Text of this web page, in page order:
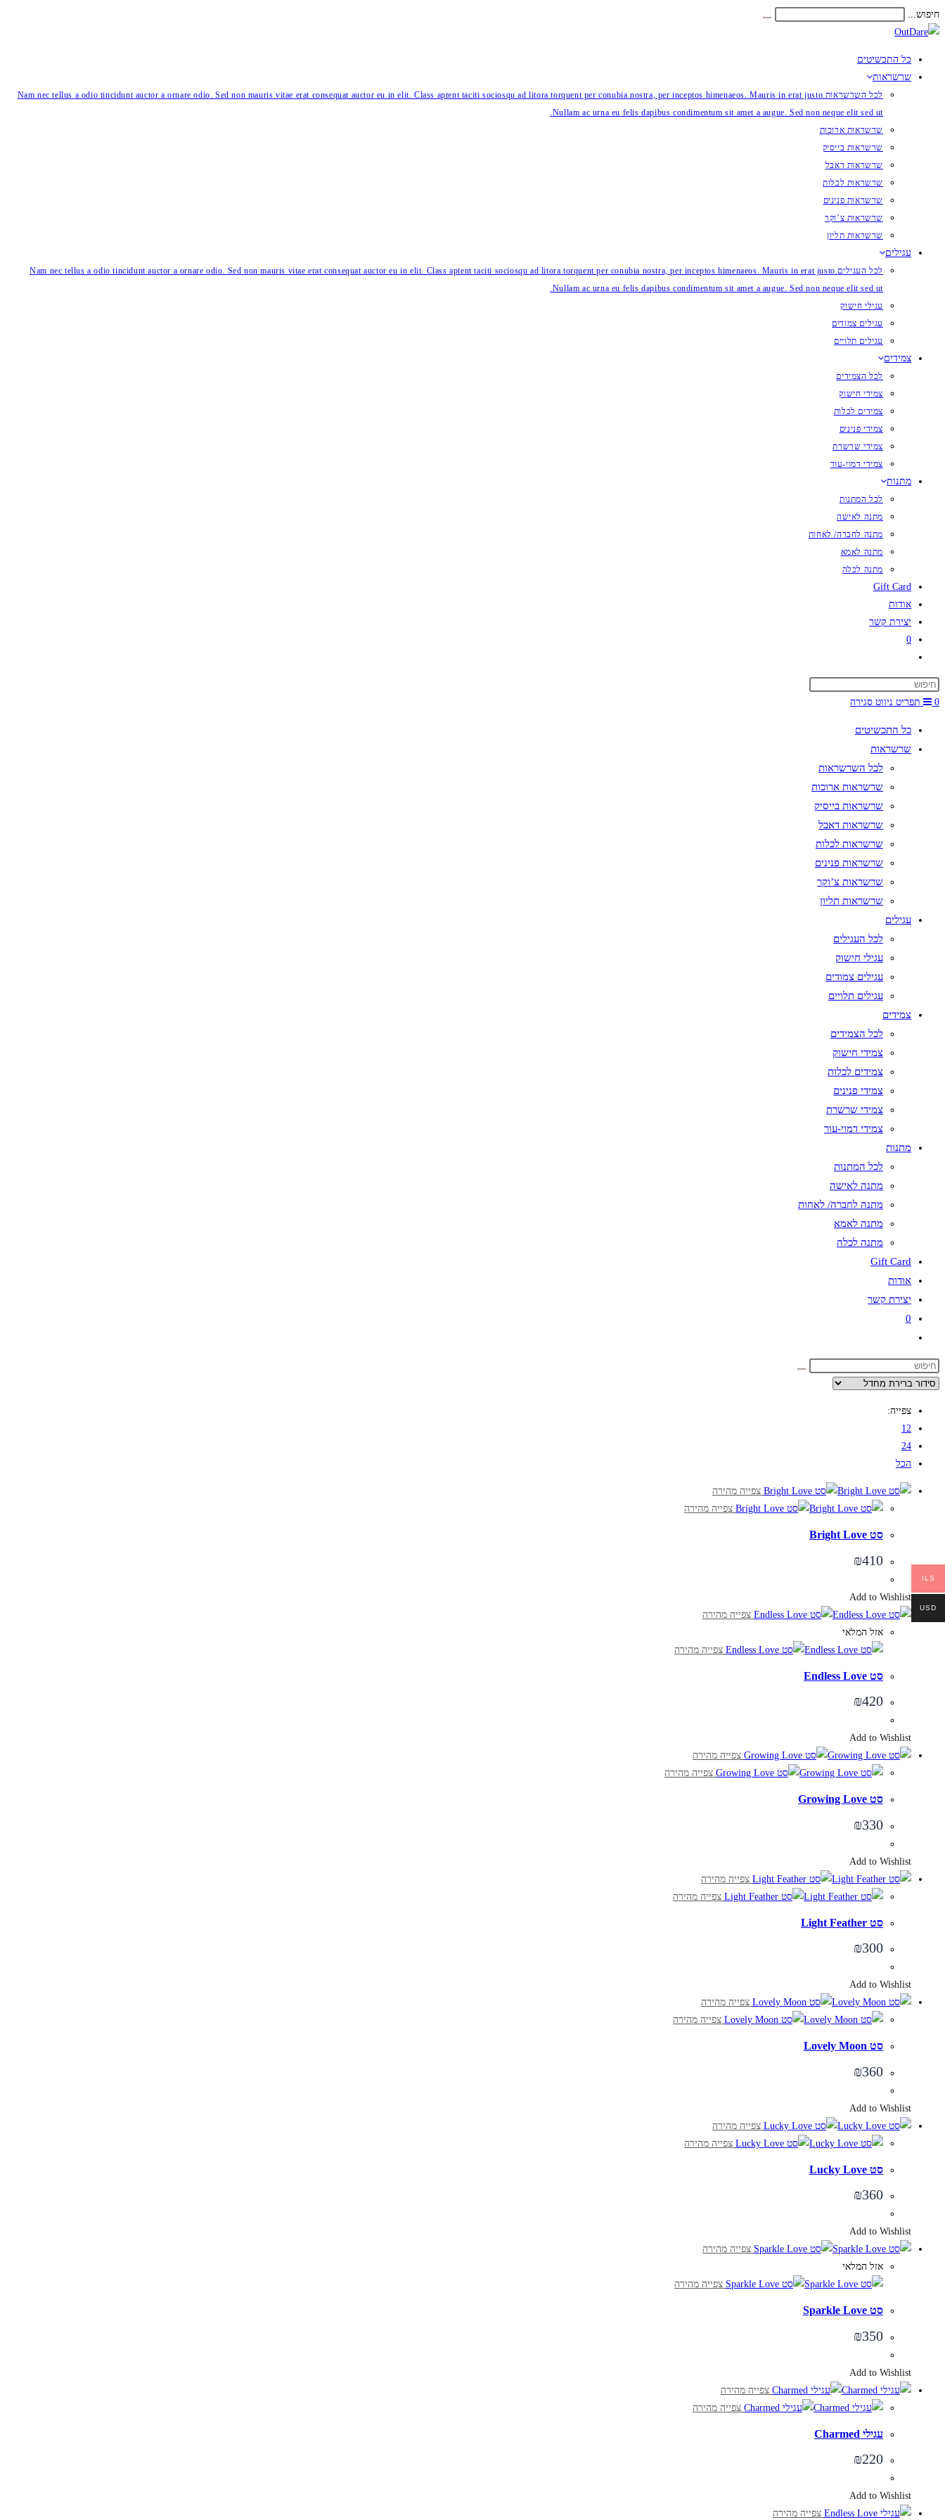
Skip
to
חיפוש...
כל התכשיטים
שרשראות
לכל השרשראותNam nec tellus a odio tincidunt auctor a ornare odio. Sed non mauris vitae erat consequat auctor eu in elit. Class aptent taciti sociosqu ad litora torquent per conubia nostra, per inceptos himenaeos. Mauris in erat justo.
Nullam ac urna eu felis dapibus condimentum sit amet a augue. Sed non neque elit sed ut.
שרשראות ארוכות
שרשראות בייסיק
שרשראות דאבל
שרשראות לכלות
שרשראות פנינים
שרשראות צ’וקר
שרשראות תליון
עגילים
לכל העגיליםNam nec tellus a odio tincidunt auctor a ornare odio. Sed non mauris vitae erat consequat auctor eu in elit. Class aptent taciti sociosqu ad litora torquent per conubia nostra, per inceptos himenaeos. Mauris in erat justo.
Nullam ac urna eu felis dapibus condimentum sit amet a augue. Sed non neque elit sed ut.
עגילי חישוק
עגילים צמודים
עגילים תלויים
צמידים
לכל הצמידים
צמידי חישוק
צמידים לכלות
צמידי פנינים
צמידי שרשרת
צמידי דמוי-עור
מתנות
לכל המתנות
מתנה לאישה
מתנה לחברה/ לאחות
מתנה לאמא
מתנה לכלה
Gift Card
אודות
יצירת קשר
0
search
0
תפריט ניווט סגירה
כל התכשיטים
שרשראות
לכל השרשראות
שרשראות ארוכות
שרשראות בייסיק
שרשראות דאבל
שרשראות לכלות
שרשראות פנינים
שרשראות צ’וקר
שרשראות תליון
עגילים
לכל העגילים
עגילי חישוק
עגילים צמודים
עגילים תלויים
צמידים
לכל הצמידים
צמידי חישוק
צמידים לכלות
צמידי פנינים
צמידי שרשרת
צמידי דמוי-עור
מתנות
לכל המתנות
מתנה לאישה
מתנה לחברה/ לאחות
מתנה לאמא
מתנה לכלה
Gift Card
אודות
יצירת קשר
0
search
צפייה:
12
24
הכל
צפייה מהירה
צפייה מהירה
סט Bright Love
₪410
Add to Wishlist
צפייה מהירה
אזל המלאי
צפייה מהירה
סט Endless Love
₪420
Add to Wishlist
צפייה מהירה
צפייה מהירה
סט Growing Love
₪330
Add to Wishlist
צפייה מהירה
צפייה מהירה
סט Light Feather
₪300
Add to Wishlist
צפייה מהירה
צפייה מהירה
סט Lovely Moon
₪360
Add to Wishlist
צפייה מהירה
צפייה מהירה
סט Lucky Love
₪360
Add to Wishlist
צפייה מהירה
אזל המלאי
צפייה מהירה
סט Sparkle Love
₪350
Add to Wishlist
צפייה מהירה
צפייה מהירה
עגילי Charmed
₪220
Add to Wishlist
צפייה מהירה
ILS
USD